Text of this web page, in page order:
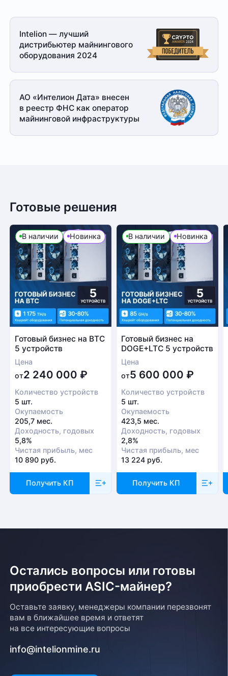
Intelion — лучший
дистрибьютер майнингового
оборудования 2024
АО «Интелион Дата» внесен
в реестр ФНС как оператор
майнинговой инфраструктуры
Готовые решения
В наличии Новинка
Готовый бизнес на BTC
5 устройств
Цена
от2 240 000 ₽
Количество устройств
5 шт.
Окупаемость
205,7 мес.
Доходность, годовых
5,8%
Чистая прибыль, мес
10 890 руб.
Получить КП
В наличии Новинка
Готовый бизнес на
DOGE+LTC 5 устройств
Цена
от5 600 000₽
Количество устройств
5 шт.
Окупаемость
423,5 мес.
Доходность, годовых
2,8%
Чистая прибыль, мес
13 224 руб.
Получить КП
Остались вопросы или готовы
приобрести ASIC-майнер?
Оставьте заявку, менеджеры компании перезвонят
вам в ближайшее время и ответят
на все интересующие вопросы
info@intelionmine.ru